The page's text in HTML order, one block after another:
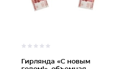
Гирлянда «С новым